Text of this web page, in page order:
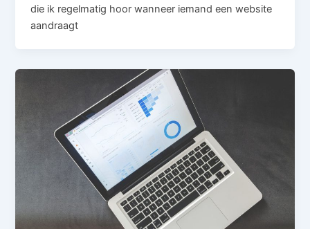
die ik regelmatig hoor wanneer iemand een website
aandraagt